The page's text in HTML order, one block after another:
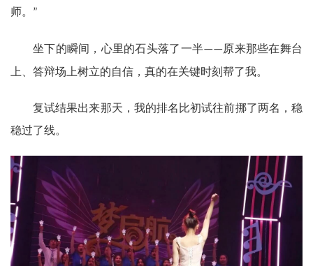
师。 ”
坐下的瞬间，心里的石头落了一半——原来那些在舞台
上、答辩场上树立的自信，真的在关键时刻帮了我。
复试结果出来那天，我的排名比初试往前挪了两名，稳
稳过了线。